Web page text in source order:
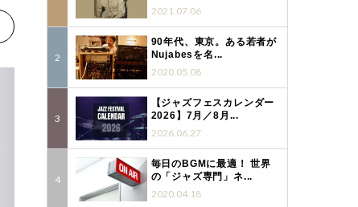
2021.07.06
90年代、東京。ある若者が
Nujabesを名...
2020.05.08
【ジャズフェスカレンダー
2026】7月／8月...
2026.06.27
毎日のBGMに最適！ 世界
の「ジャズ専門」ネ...
2020.04.18